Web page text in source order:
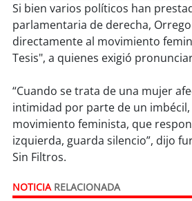
soysanantonio
soychillán
soytalcahuano
soyconcepción
Si bien varios políticos han
parlamentaria de derecha,
directamente al movimiento
Tesis", a quienes exigió
“Cuando se trata de una mujer
intimidad por parte de un imbécil,
movimiento feminista, que
izquierda, guarda silencio”, dijo
Sin Filtros.
NOTICIARELACIONADA